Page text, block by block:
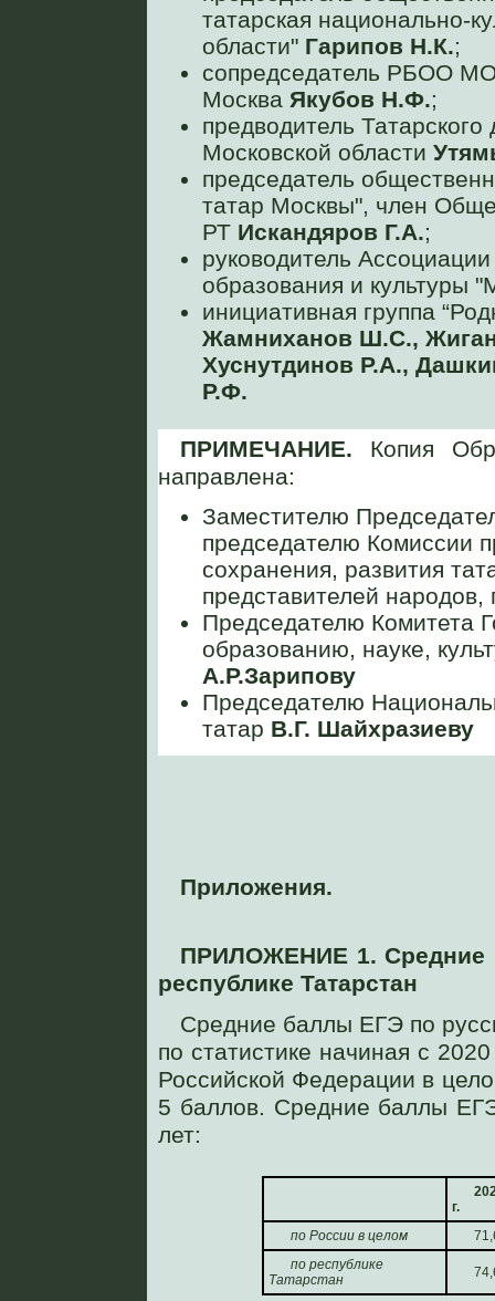
татарская национально-
области" Гарипов Н.К.;
сопредседатель РБОО
Москва Якубов Н.Ф.;
предводитель
Московской области
председатель
татар Москвы", член
РТ Искандяров Г.А.;
руководитель
образования и культуры
инициативная группа
Жамниханов Ш.С.,
Хуснутдинов Р.А.,
Р.Ф.
ПРИМЕЧАНИЕ. Копия
направлена:
Заместителю
председателю Комиссии
сохранения, развития
представителей
Председателю Комитета
образованию, науке,
А.Р.Зарипову
Председателю
татар В.Г. Шайхразиеву
Приложения.
ПРИЛОЖЕНИЕ 1. Cредние
республике Татарстан
Cредние баллы ЕГЭ по
по статистике начиная с
Российской Федерации в
5 баллов. Средние баллы
лет:
г.
по России в целом
по республике
Татарстан